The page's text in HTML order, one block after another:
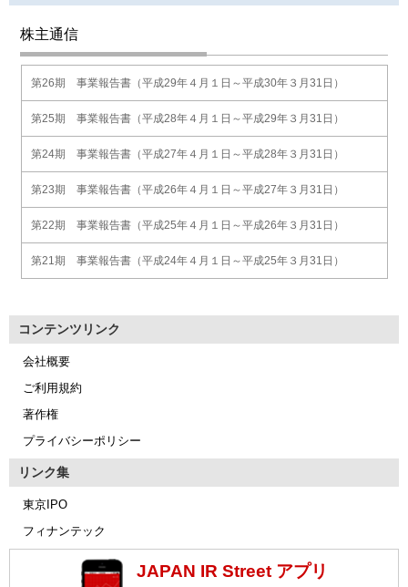
株主通信
第26期 事業報告書（平成29年４月１日～平成30年３月31日）
第25期 事業報告書（平成28年４月１日～平成29年３月31日）
第24期 事業報告書（平成27年４月１日～平成28年３月31日）
第23期 事業報告書（平成26年４月１日～平成27年３月31日）
第22期 事業報告書（平成25年４月１日～平成26年３月31日）
第21期 事業報告書（平成24年４月１日～平成25年３月31日）
コンテンツリンク
会社概要
ご利用規約
著作権
プライバシーポリシー
リンク集
東京IPO
フィナンテック
JAPAN IR Street アプリ